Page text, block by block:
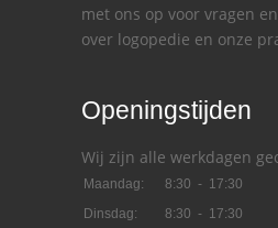
met ons op voor vragen
over logopedie en onze
Openingstijden
Wij zijn alle werkdagen
Maandag:
8:30 - 17:30
Dinsdag:
8:30 - 17:30